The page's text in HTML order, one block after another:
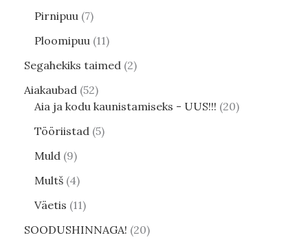
Pirnipuu 7
Ploomipuu 11
Segahekiks taimed 2
Aiakaubad 52
Aia ja kodu kaunistamiseks - UUS!!! 20
Tööriistad 5
Muld 9
Multš 4
Väetis 11
SOODUSHINNAGA! 20